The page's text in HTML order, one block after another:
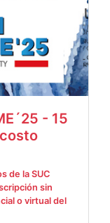
- 15
de la SUC
sin
o virtual del